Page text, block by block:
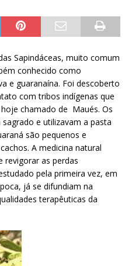
Sapindáceas, muito comum
conhecido como
e guaranaína. Foi descoberto
com tribos indígenas que
chamado de Maués. Os
e utilizavam a pasta
são pequenos e
A medicina natural
revigorar as perdas
pela primeira vez, em
já se difundiam na
terapêuticas da